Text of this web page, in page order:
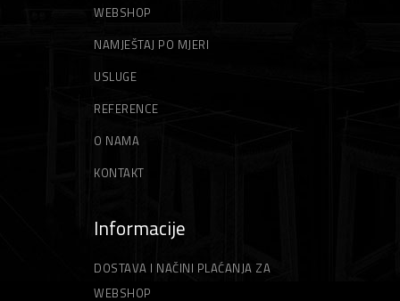
WEBSHOP
NAMJEŠTAJ PO MJERI
USLUGE
REFERENCE
O NAMA
KONTAKT
Informacije
DOSTAVA I NAČINI PLAĆANJA ZA
WEBSHOP